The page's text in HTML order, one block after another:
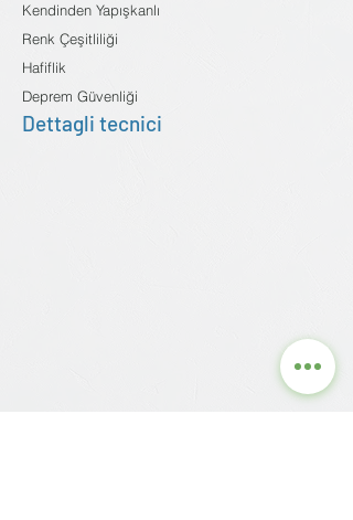
Kendinden Yapışkanlı
Renk Çeşitliliği
Hafiflik
Deprem Güvenliği
Dettagli tecnici